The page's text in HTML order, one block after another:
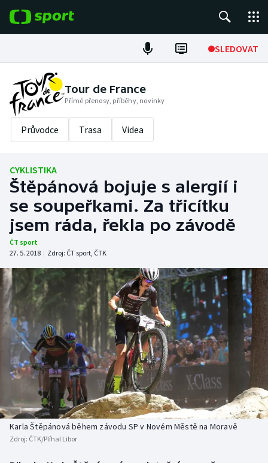
SLEDOVAT
Fotbal
Hokej
Tenis
Cyklistika
DALŠÍ SPORTY
Americký fotbal
Baseball a softbal
Basketbal
Biatlon
Boby a skeleton
Curling
NEPŘEHLÉDNĚTE
Soutěže
Historické návraty
Aplikace ČT sport
AZ kvíz
Tour de France
Přímé přenosy, příběhy, novinky
Průvodce Trasa Videa
CYKLISTIKA
Štěpánová bojuje s alergií i
se soupeřkami. Za třicítku
jsem ráda, řekla po závodě
ČT sport
27. 5. 2018 | Zdroj: ČT sport, ČTK
Karla Štěpánová během závodu SP v Novém Městě na Moravě
Zdroj: ČTK/Plíhal Libor